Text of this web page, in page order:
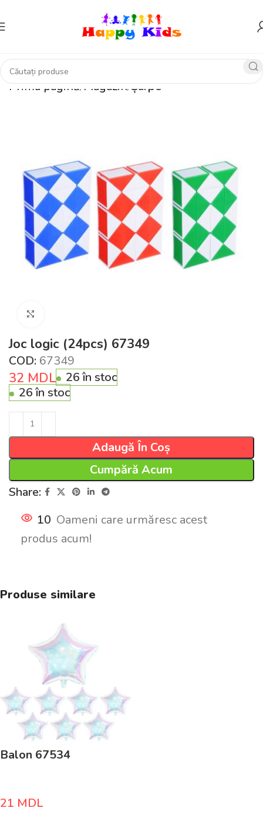
Prima pagină Magazin Șarpe
Joc logic (24pcs) 67349
COD: 67349
32 MDL
26 în stoc
26 în stoc
Adaugă În Coș
Cumpără Acum
Share:
10 Oameni care urmăresc acest
produs acum!
Produse similare
Balon 67534
21 MDL